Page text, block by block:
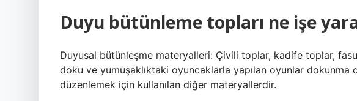
Duyu bütünleme topları ne işe
Duyusal bütünleşme materyalleri: Çivili toplar, kadife toplar,
doku ve yumuşaklıktaki oyuncaklarla yapılan oyunlar dokunma
düzenlemek için kullanılan diğer materyallerdir.